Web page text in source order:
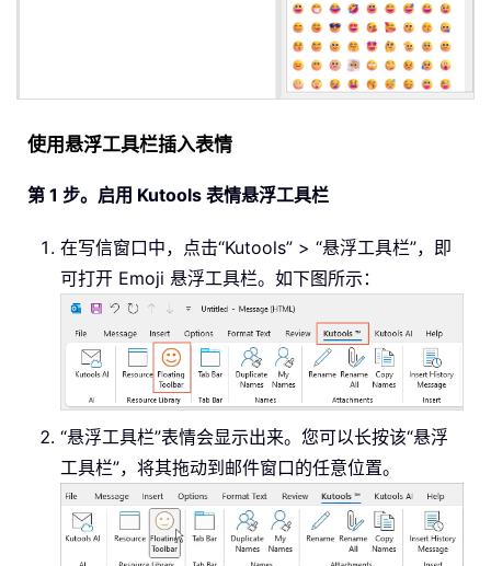
使用悬浮工具栏插入表情
第 1 步。启用 Kutools 表情悬浮工具栏
在写信窗口中，点击“Kutools” > “悬浮工具栏”，即
可打开 Emoji 悬浮工具栏。如下图所示：
“悬浮工具栏”表情会显示出来。您可以长按该“悬浮
工具栏”，将其拖动到邮件窗口的任意位置。